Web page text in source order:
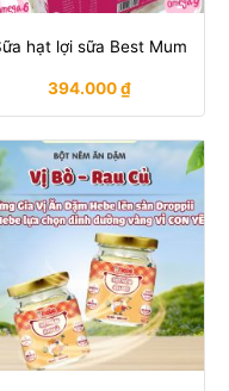
hạt lợi sữa Best Mum
394.000₫